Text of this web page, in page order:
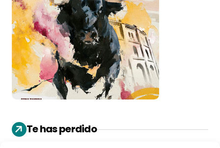
Te has perdido